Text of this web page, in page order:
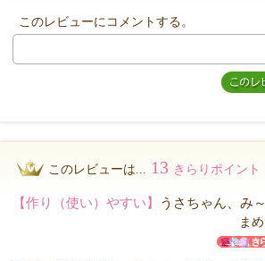
このレビューにコメントする。
このレビューは... 13 きらりポイント
【作り（使い）やすい】 うさちゃん、み
ま